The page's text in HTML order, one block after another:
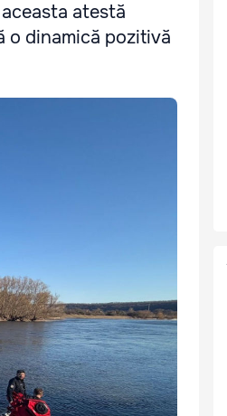
atestă
o dinamică pozitivă